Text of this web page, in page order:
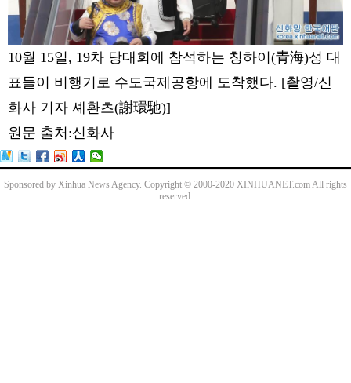
10월 15일, 19차 당대회에 참석하는 칭하이(青海)성 대
표들이 비행기로 수도국제공항에 도착했다. [촬영/신
화사 기자 셰환츠(謝環馳)]
원문 출처:신화사